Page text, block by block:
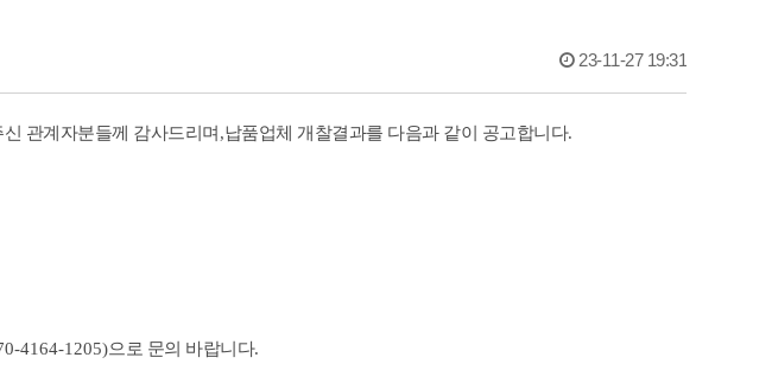
23-11-27 19:31
관계자분들께 감사드리며 ,납품업체 개찰결과를 다음과 같이 공고합니다.
4164-1205)으로 문의 바랍니다.